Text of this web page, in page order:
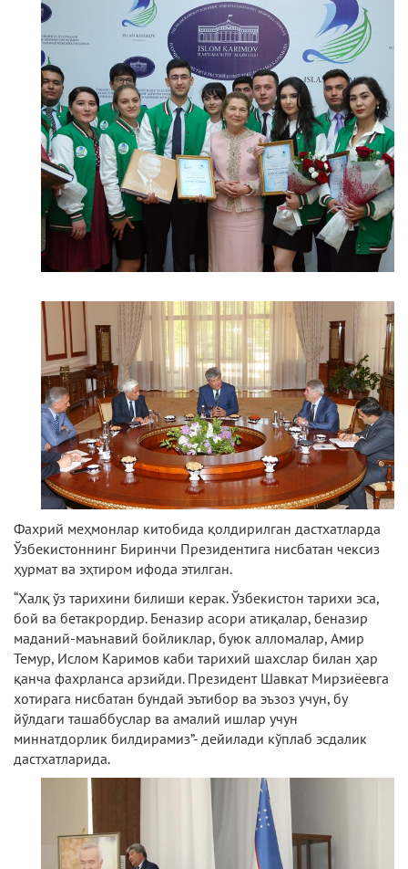
Фахрий меҳмонлар китобида қолдирилган дастхатларда
Ўзбекистоннинг Биринчи Президентига нисбатан чексиз
ҳурмат ва эҳтиром ифода этилган.
“Халқ ўз тарихини билиши керак. Ўзбекистон тарихи эса,
бой ва бетакрордир. Беназир асори атиқалар, беназир
маданий-маънавий бойликлар, буюк алломалар, Амир
Темур, Ислом Каримов каби тарихий шахслар билан ҳар
қанча фахрланса арзийди. Президент Шавкат Мирзиёевга
хотирага нисбатан бундай эътибор ва эъзоз учун, бу
йўлдаги ташаббуслар ва амалий ишлар учун
миннатдорлик билдирамиз”- дейилади кўплаб эсдалик
дастхатларида.